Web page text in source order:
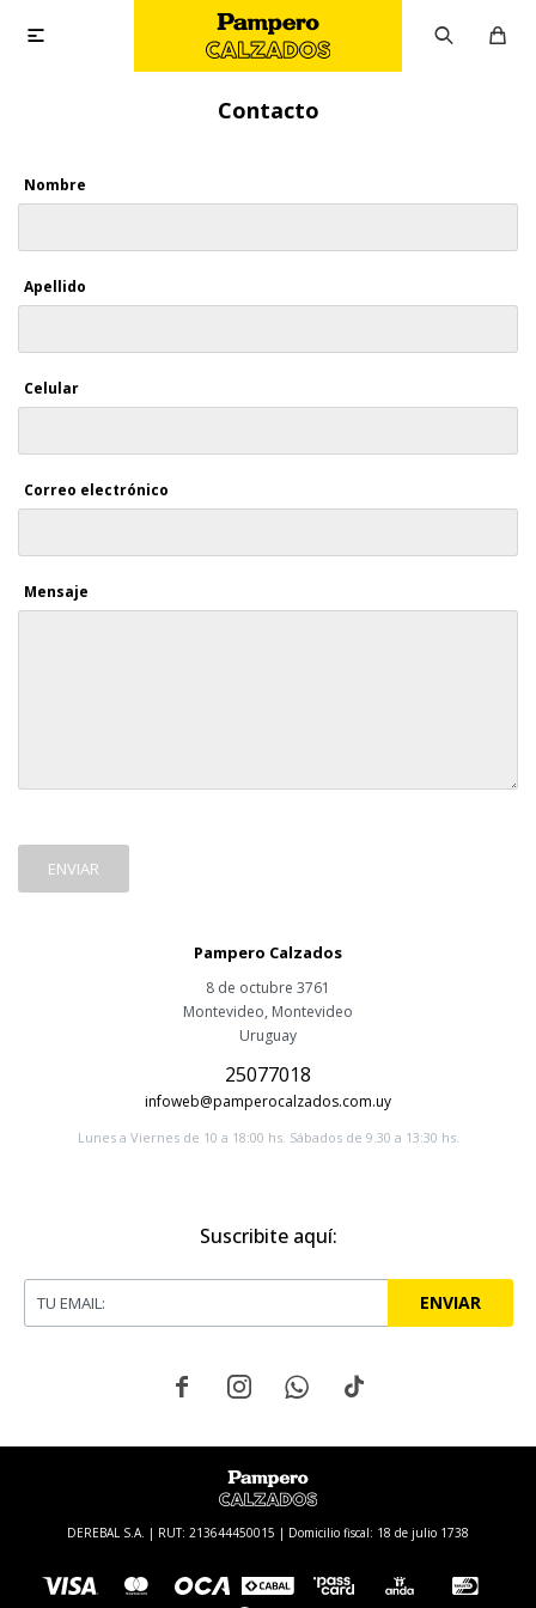

Contacto
Nombre
Apellido
Celular
Correo electrónico
Mensaje
ENVIAR
Pampero Calzados
8 de octubre 3761
Montevideo, Montevideo
Uruguay
25077018
infoweb@pamperocalzados.com.uy
Lunes a Viernes de 10 a 18:00 hs. Sábados de 9.30 a 13:30 hs.
Suscribite aquí:
ENVIAR
   
DEREBAL S.A. | RUT: 213644450015 | Domicilio fiscal: 18 de julio 1738